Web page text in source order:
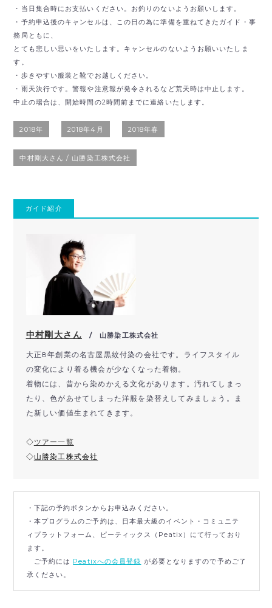
・当日集合時にお支払いください。お釣りのないようお願いします。
・予約申込後のキャンセルは、この日の為に準備を重ねてきたガイド・事
務局ともに、
とても悲しい思いをいたします。キャンセルのないようお願いいたしま
す。
・歩きやすい服装と靴でお越しください。
・雨天決行です。警報や注意報が発令されるなど荒天時は中止します。
中止の場合は、開始時間の2時間前までに連絡いたします。
2018年 2018年4月 2018年春
中村剛大さん / 山勝染工株式会社
ガイド紹介
中村剛大さん / 山勝染工株式会社
大正8年創業の名古屋黒紋付染の会社です。ライフスタイル
の変化により着る機会が少なくなった着物。
着物には、昔から染めかえる文化があります。汚れてしまっ
たり、色があせてしまった洋服を染替えしてみましょう。ま
た新しい価値生まれてきます。
◇ツアー一覧
◇山勝染工株式会社
・下記の予約ボタンからお申込みください。
・本プログラムのご予約は、日本最大級のイベント・コミュニテ
ィプラットフォーム、ピーティックス（Peatix）にて行っており
ます。
ご予約には Peatixへの会員登録 が必要となりますので予めご了
承ください。